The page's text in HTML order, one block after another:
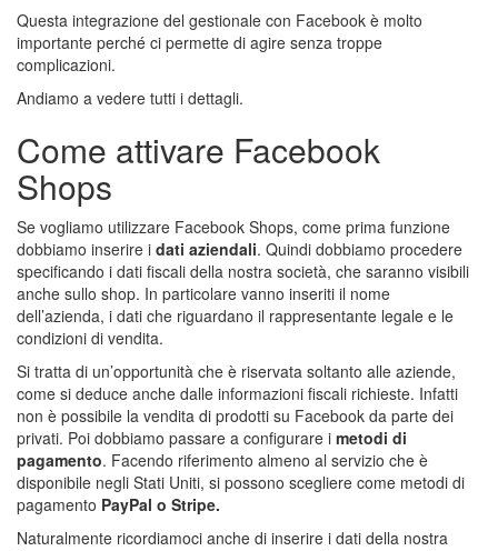
Questa integrazione del gestionale con Facebook è molto
importante perché ci permette di agire senza troppe
complicazioni.
Andiamo a vedere tutti i dettagli.
Come attivare Facebook
Shops
Se vogliamo utilizzare Facebook Shops, come prima funzione
dobbiamo inserire i dati aziendali. Quindi dobbiamo procedere
specificando i dati fiscali della nostra società, che saranno visibili
anche sullo shop. In particolare vanno inseriti il nome
dell’azienda, i dati che riguardano il rappresentante legale e le
condizioni di vendita.
Si tratta di un’opportunità che è riservata soltanto alle aziende,
come si deduce anche dalle informazioni fiscali richieste. Infatti
non è possibile la vendita di prodotti su Facebook da parte dei
privati. Poi dobbiamo passare a configurare i metodi di
pagamento. Facendo riferimento almeno al servizio che è
disponibile negli Stati Uniti, si possono scegliere come metodi di
pagamento PayPal o Stripe.
Naturalmente ricordiamoci anche di inserire i dati della nostra